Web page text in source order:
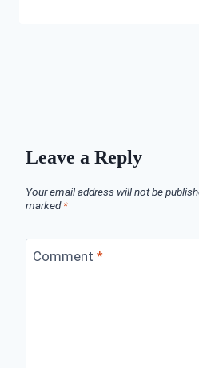
Leave a Reply
Your email address will not be
marked*
Comment *